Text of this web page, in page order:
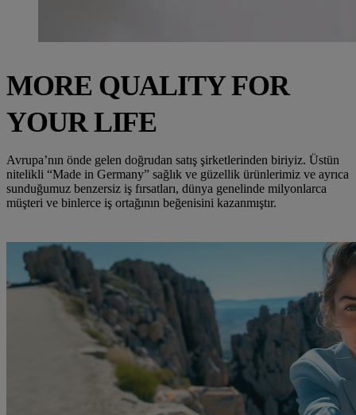
MORE QUALITY FOR
YOUR LIFE
Avrupa’nın önde gelen doğrudan satış şirketlerinden biriyiz. Üstün
nitelikli “Made in Germany” sağlık ve güzellik ürünlerimiz ve ayrıca
sunduğumuz benzersiz iş fırsatları, dünya genelinde milyonlarca
müşteri ve binlerce iş ortağının beğenisini kazanmıştır.